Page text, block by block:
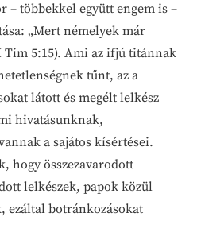
– többekkel együtt engem is –
„Mert némelyek már
Tim 5:15). Ami az ifjú titánnak
tűnt, az a
látott és megélt lelkész
hivatásunknak,
a sajátos kísértései.
hogy összezavarodott
lelkészek, papok közül
ezáltal botránkozásokat